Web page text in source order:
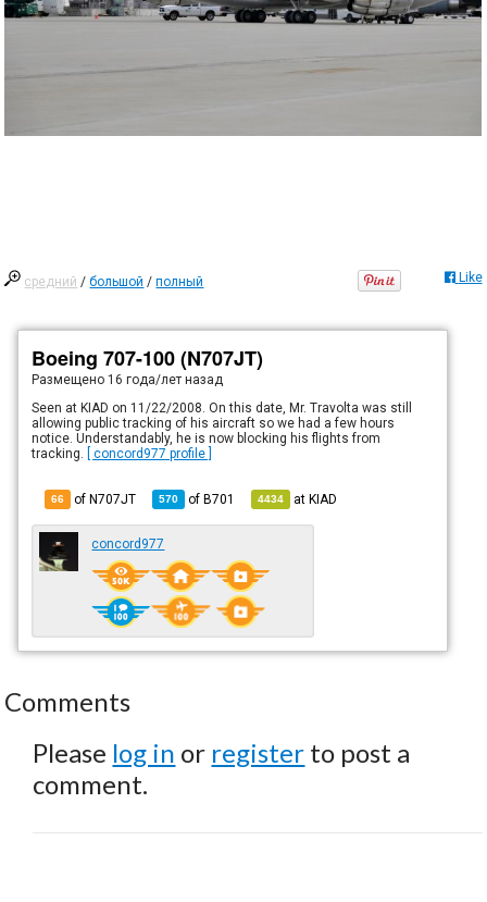
средний /большой /полный Like
Boeing 707-100 (N707JT)
Размещено 16 года/лет назад
Seen at KIAD on 11/22/2008. On this date, Mr. Travolta was still
allowing public tracking of his aircraft so we had a few hours
notice. Understandably, he is now blocking his flights from
tracking.
[ concord977 profile ]
66 of N707JT 570 ofB701 4434 atKIAD
concord977
Comments
Please log in or register to post a
comment.